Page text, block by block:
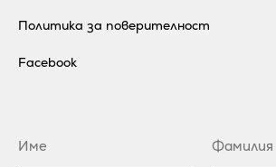
Политика за поверителност
Facebook